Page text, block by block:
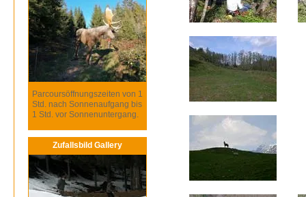
Parcoursöffnungszeiten von 1
Std. nach Sonnenaufgang bis
1 Std. vor Sonnenuntergang.
Zufallsbild Gallery